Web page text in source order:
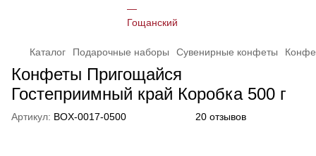
Каталог Подарочные наборы Сувенирные конфеты
Конфеты Пригощайся
Гостеприимный край Коробка 500 г
Артикул: BOX-0017-0500 20 отзывов